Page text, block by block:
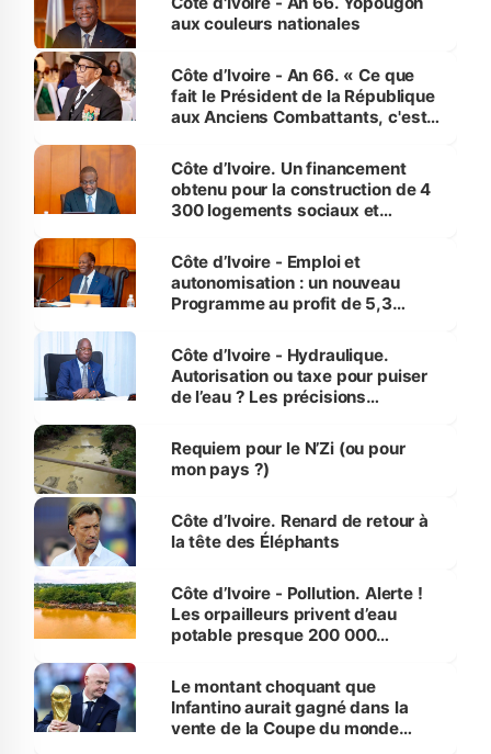
vies humaines »
aux couleurs nationales
Côte d’Ivoire - An 66. « Ce que
fait le Président de la République
aux Anciens Combattants, c'est
Côte d’Ivoire. Un financement
obtenu pour la construction de 4
300 logements sociaux et
et Yamoussoukro
Côte d’Ivoire - Emploi et
autonomisation : un nouveau
Programme au profit de 5,3
Côte d’Ivoire - Hydraulique.
Autorisation ou taxe pour puiser
de l’eau ? Les précisions
Requiem pour le N’Zi (ou pour
mon pays ?)
Côte d’Ivoire. Renard de retour à
la tête des Éléphants
Côte d’Ivoire - Pollution. Alerte !
Les orpailleurs privent d’eau
potable presque 200 000
Le montant choquant que
Infantino aurait gagné dans la
vente de la Coupe du monde